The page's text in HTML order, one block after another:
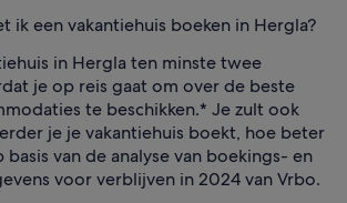
ik een vakantiehuis boeken in Hergla?
in Hergla ten minste twee
je op reis gaat om over de beste
te beschikken.* Je zult ook
je je vakantiehuis boekt, hoe beter
van de analyse van boekings- en
voor verblijven in 2024 van Vrbo.